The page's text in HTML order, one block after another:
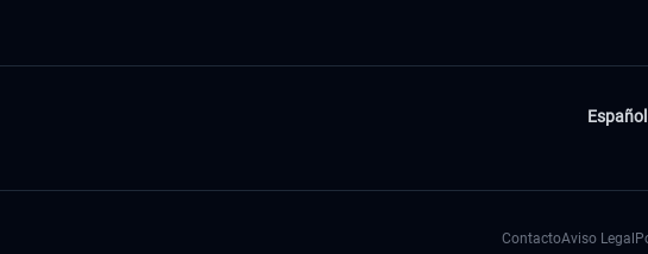
Español
ContactoAviso Legal